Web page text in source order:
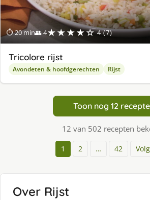
⏱ 20 min👥 4★★★★☆ 4 (7)
Tricolore rijst
Avondeten & hoofdgerechten Rijst
Toon nog 12
12 van 502 recepten
1 2 … 42
Over Rijst